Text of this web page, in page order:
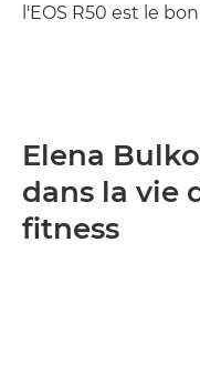
l'EOS R50 est le
Elena
dans la vie
fitness